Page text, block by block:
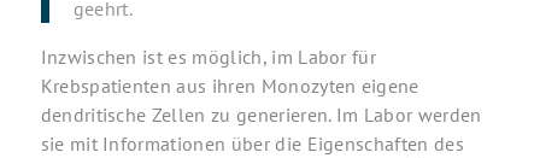
geehrt.
Inzwischen ist es möglich, im Labor für
Krebspatienten aus ihren Monozyten eigene
dendritische Zellen zu generieren. Im Labor werden
sie mit Informationen über die Eigenschaften des